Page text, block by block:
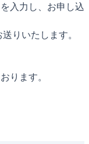
入力し、お申し込
りいたします。
ります。